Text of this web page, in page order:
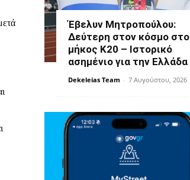
Έβελυν Μητροπούλου:
Δεύτερη στον κόσμο στο
μήκος Κ20 – Ιστορικό
ασημένιο για την Ελλάδα
Dekeleias Team - 7 Αυγούστου, 2026